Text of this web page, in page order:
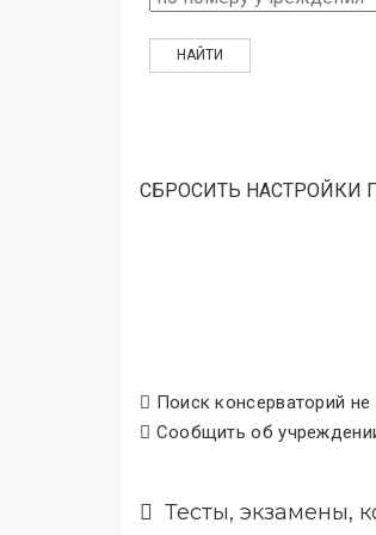
СБРОСИТЬ НАСТРОЙКИ
Поиск консерваторий не
Сообщить об
Тесты, экзамены,